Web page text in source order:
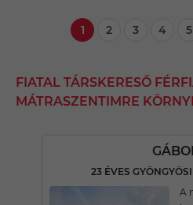
1 2 3 4 5
FIATAL TÁRSKERESŐ
MÁTRASZENTIMRE
23 ÉVES
A